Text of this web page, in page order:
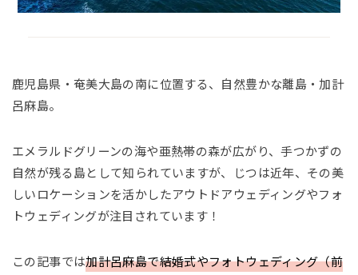
鹿児島県・奄美大島の南に位置する、自然豊かな離島・加計
呂麻島。
エメラルドグリーンの海や亜熱帯の森が広がり、手つかずの
自然が残る島として知られていますが、じつは近年、その美
しいロケーションを活かしたアウトドアウェディングやフォ
トウェディングが注目されています！
この記事では加計呂麻島で結婚式やフォトウェディング（前